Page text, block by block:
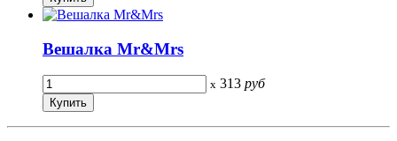
Вешалка Mr&Mrs
x 313 руб